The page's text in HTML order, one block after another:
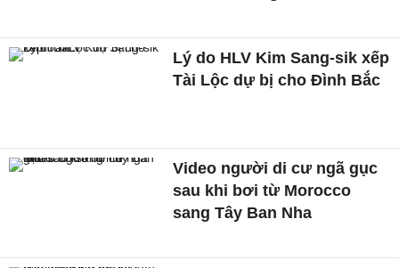
Lý do HLV Kim Sang-sik xếp
Tài Lộc dự bị cho Đình Bắc
Video người di cư ngã gục
sau khi bơi từ Morocco
sang Tây Ban Nha